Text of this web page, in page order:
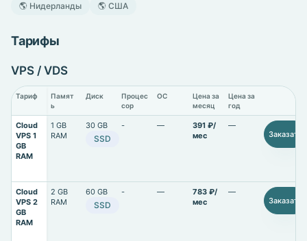
🌎 Нидерланды 🌎 США
Тарифы
VPS / VDS
Тариф
Памят
ь
Диск
Процес
сор
ОС
Цена за
месяц
Цена за
год
Cloud
VPS 1
GB
RAM
1 GB
RAM
30 GB
SSD
- —
391 ₽/
мес
—
Заказать
Cloud
VPS 2
GB
RAM
2 GB
RAM
60 GB
SSD
- —
783 ₽/
мес
—
Заказать